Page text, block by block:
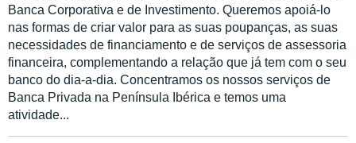
Banca Corporativa e de Investimento. Queremos apoiá-lo
nas formas de criar valor para as suas poupanças, as suas
necessidades de financiamento e de serviços de assessoria
financeira, complementando a relação que já tem com o seu
banco do dia-a-dia. Concentramos os nossos serviços de
Banca Privada na Península Ibérica e temos uma
atividade...